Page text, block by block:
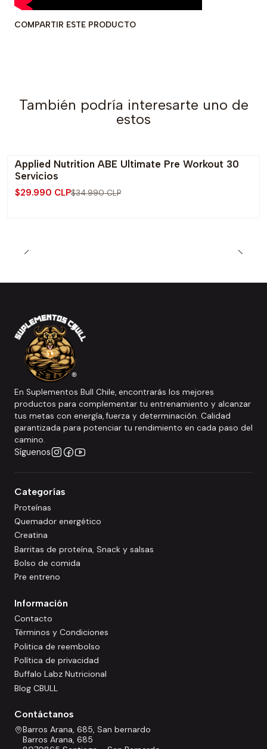
COMPARTIR ESTE PRODUCTO
También podría interesarte uno de
estos
-14% OFF
Applied Nutrition ABE Ultimate Pre Workout 30
Servicios
$29.990 CLP$34.990 CLP
En Suplementos Bull Chile, encontrarás los mejores
productos para complementar tu entrenamiento y alcanzar
tus metas con energía, fuerza y determinación. Calidad
garantizada para potenciar tu rendimiento en cada paso del
camino.
Síguenos
Categorías
Proteínas
Quemador energético
Creatina
Barritas de proteína, Snack y salsas
Bolso de comida
Pre entreno
Información
Contacto
Términos y Condiciones
Politica de reembolso
Política de privacidad
Buffalo Labz Nutricional
Blog CBULL
Contáctanos
Barros Arana, 685, San bernardo
Barros Arana, 685